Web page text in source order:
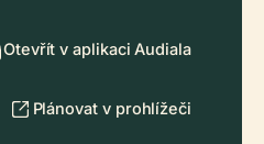
Otevřít v aplikaci Audiala
Plánovat v prohlížeči